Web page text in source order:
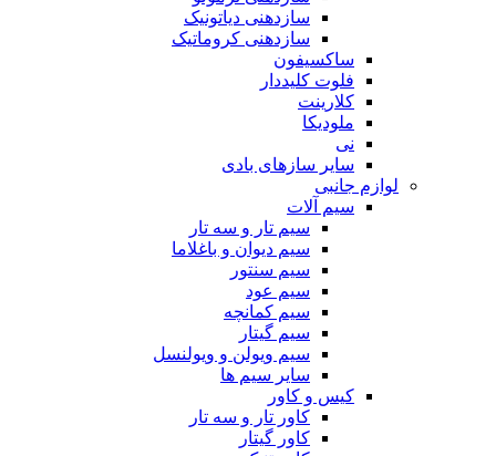
سازدهنی دیاتونیک
سازدهنی کروماتیک
ساکسیفون
فلوت کلیددار
کلارینت
ملودیکا
نی
سایر سازهای بادی
لوازم جانبی
سیم آلات
سیم تار و سه تار
سیم دیوان و باغلاما
سیم سنتور
سیم عود
سیم کمانچه
سیم گیتار
سیم ویولن و ویولنسل
سایر سیم ها
کیس و کاور
کاور تار و سه تار
کاور گیتار